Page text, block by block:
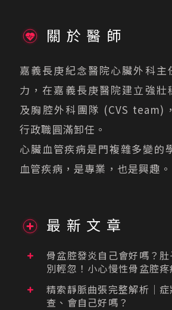
關於醫師
嘉義長庚紀念醫院心臟外科主
力，在嘉義長庚醫院建立強壯
及胸腔外科團隊 (CVS team)
行政職圓滿卸任。
心臟血管疾病是門複雜多變的
血管疾病，是專業，也是興趣。
最新文章
骨盆腔發炎自己會好嗎？
別輕忽！小心慢性骨盆腔
精索靜脈曲張完整解析｜
查、會自己好嗎？